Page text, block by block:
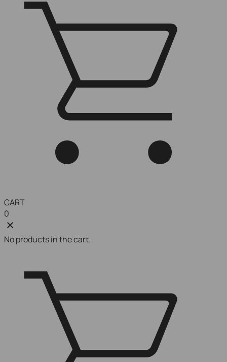
CART
0
No products in the cart.